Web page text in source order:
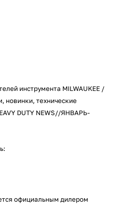
инструмента MILWAUKEE /
новинки, технические
DUTY NEWS//ЯНВАРЬ-
официальным дилером